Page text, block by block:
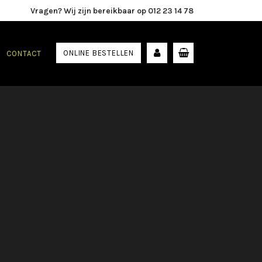
Vragen? Wij zijn bereikbaar op 012 23 14 78
CONTACT ONLINE BESTELLEN